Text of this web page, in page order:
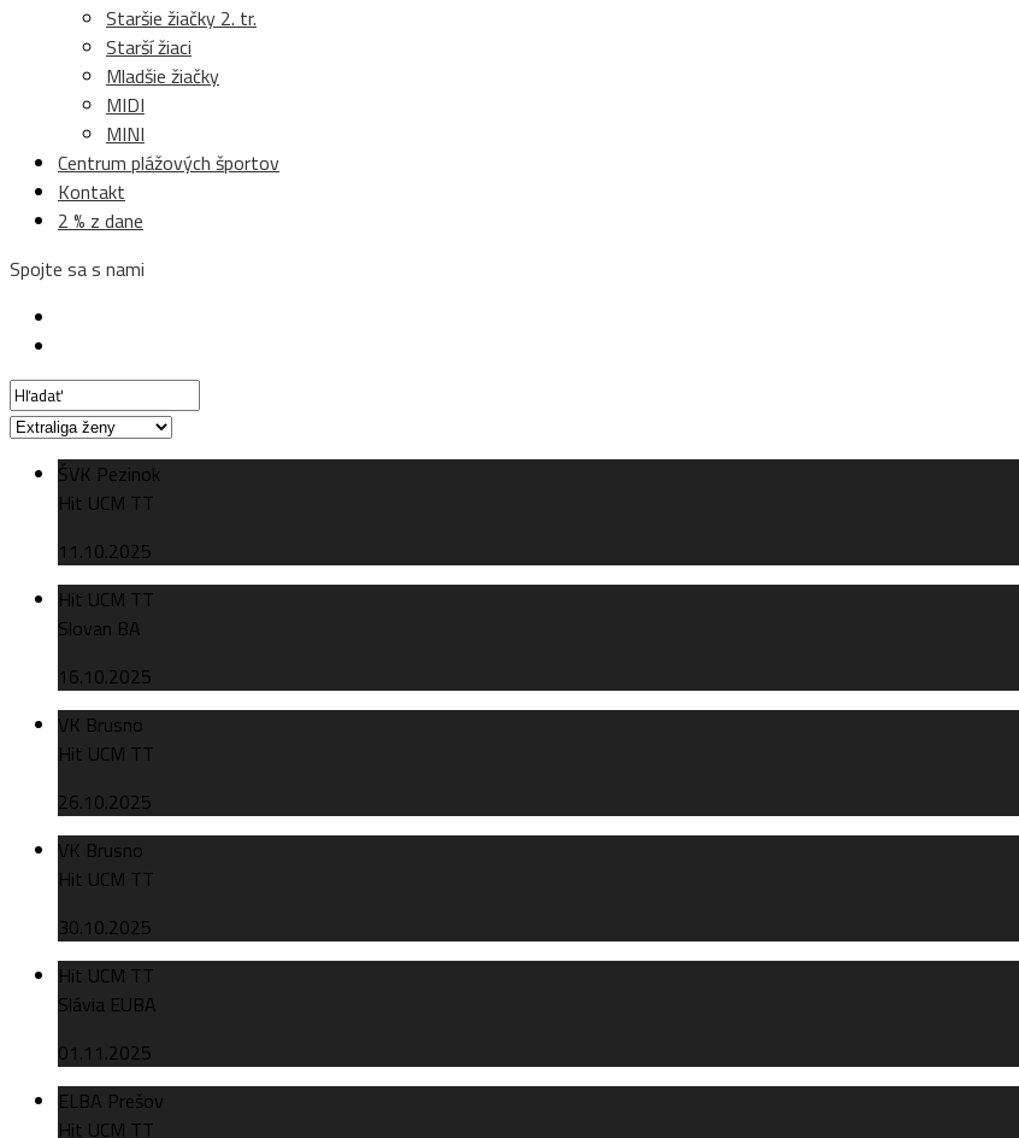
Staršie žiačky 2. tr.
Starší žiaci
Mladšie žiačky
MIDI
MINI
Centrum plážových športov
Kontakt
2 % z dane
Spojte sa s nami
ŠVK Pezinok
Hit UCM TT
11.10.2025
Hit UCM TT
Slovan BA
16.10.2025
VK Brusno
Hit UCM TT
26.10.2025
VK Brusno
Hit UCM TT
30.10.2025
Hit UCM TT
Slávia EUBA
01.11.2025
ELBA Prešov
Hit UCM TT